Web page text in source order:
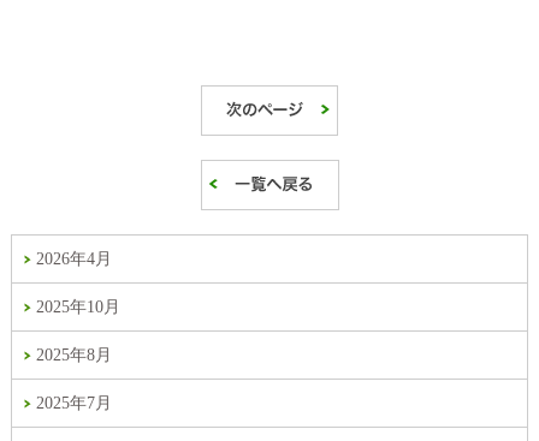
2026年4月
2025年10月
2025年8月
2025年7月